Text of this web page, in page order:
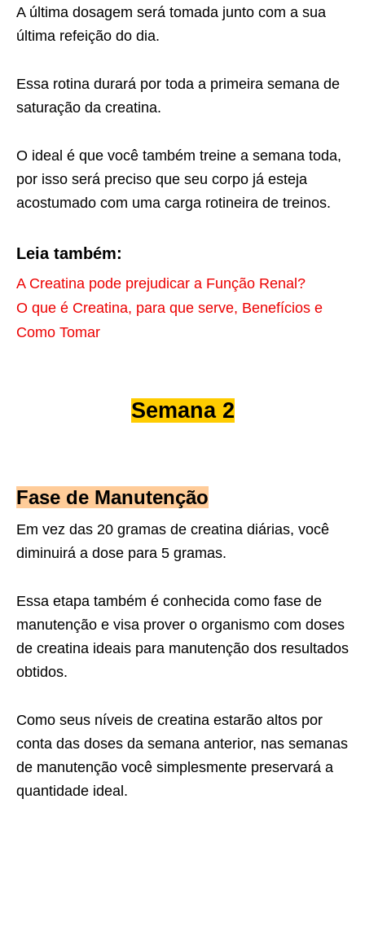
A última dosagem será tomada junto com a sua
última refeição do dia.
Essa rotina durará por toda a primeira semana de
saturação da creatina.
O ideal é que você também treine a semana toda,
por isso será preciso que seu corpo já esteja
acostumado com uma carga rotineira de treinos.
Leia também:
A Creatina pode prejudicar a Função Renal?
O que é Creatina, para que serve, Benefícios e
Como Tomar
Semana 2
Fase de Manutenção
Em vez das 20 gramas de creatina diárias, você
diminuirá a dose para 5 gramas.
Essa etapa também é conhecida como fase de
manutenção e visa prover o organismo com doses
de creatina ideais para manutenção dos resultados
obtidos.
Como seus níveis de creatina estarão altos por
conta das doses da semana anterior, nas semanas
de manutenção você simplesmente preservará a
quantidade ideal.